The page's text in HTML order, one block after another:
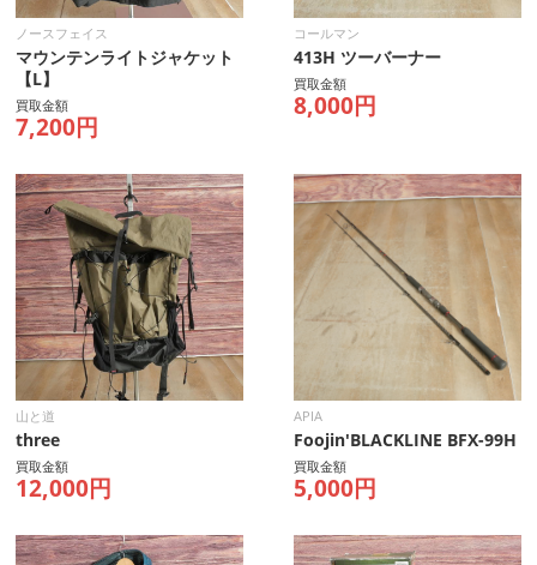
ノースフェイス
マウンテンライトジャケット
【L】
買取金額
7,200円
コールマン
413H ツーバーナー
買取金額
8,000円
山と道
three
買取金額
12,000円
APIA
Foojin'BLACKLINE BFX-99H
買取金額
5,000円